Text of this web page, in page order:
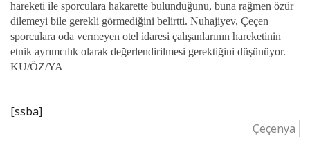
hareketi ile sporculara hakarette bulunduğunu, buna rağmen özür
dilemeyi bile gerekli görmediğini belirtti. Nuhajiyev, Çeçen
sporculara oda vermeyen otel idaresi çalışanlarının hareketinin
etnik ayrımcılık olarak değerlendirilmesi gerektiğini düşünüyor.
KU/ÖZ/YA
[ssba]
Çeçenya